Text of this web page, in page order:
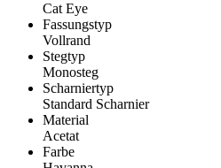
Cat Eye
Fassungstyp
Vollrand
Stegtyp
Monosteg
Scharniertyp
Standard Scharnier
Material
Acetat
Farbe